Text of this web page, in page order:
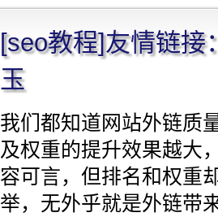
[seo教程]友情链接
玉
我们都知道网站外链质
及权重的提升效果越大
容可言，但排名和权重
举，无外乎就是外链带